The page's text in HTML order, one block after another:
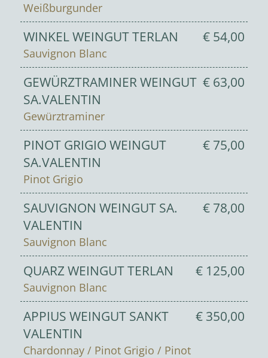
Weißburgunder
WINKEL WEINGUT TERLAN € 54,00
Sauvignon Blanc
GEWÜRZTRAMINER WEINGUT
SA.VALENTIN
€ 63,00
Gewürztraminer
PINOT GRIGIO WEINGUT
SA.VALENTIN
€ 75,00
Pinot Grigio
SAUVIGNON WEINGUT SA.
VALENTIN
€ 78,00
Sauvignon Blanc
QUARZ WEINGUT TERLAN € 125,00
Sauvignon Blanc
APPIUS WEINGUT SANKT
VALENTIN
€ 350,00
Chardonnay / Pinot Grigio / Pinot